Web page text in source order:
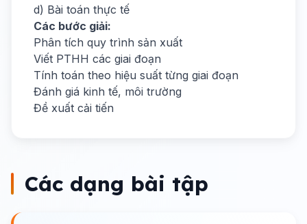
d) Bài toán thực tế
Các bước giải:
Phân tích quy trình sản xuất
Viết PTHH các giai đoạn
Tính toán theo hiệu suất từng giai đoạn
Đánh giá kinh tế, môi trường
Đề xuất cải tiến
Các dạng bài tập